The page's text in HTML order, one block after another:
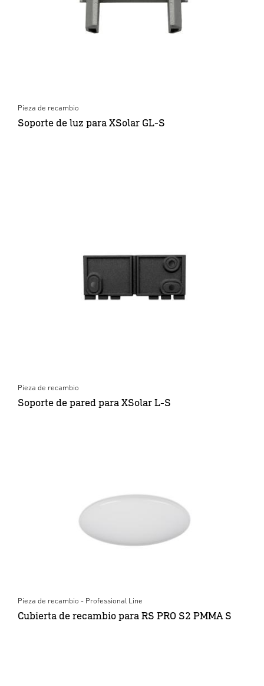
Pieza de recambio
Soporte de luz para XSolar GL-S
Pieza de recambio
Soporte de pared para XSolar L-S
Pieza de recambio - Professional Line
Cubierta de recambio para RS PRO S2 PMMA S